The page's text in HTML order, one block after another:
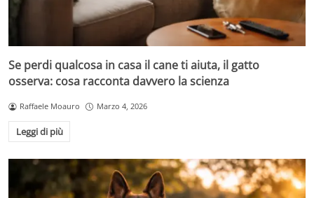
Se perdi qualcosa in casa il cane ti aiuta, il gatto
osserva: cosa racconta davvero la scienza
Raffaele Moauro Marzo 4, 2026
Leggi di più